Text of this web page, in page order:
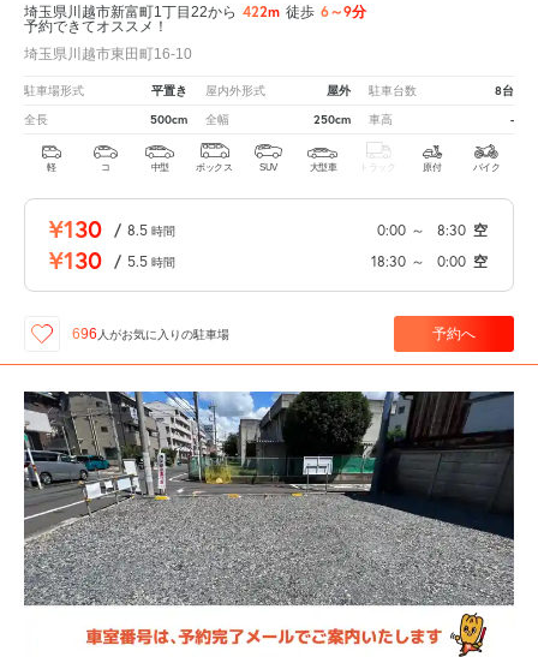
埼玉県川越市新富町1丁目22から 422m 徒歩 6～9分
予約できてオススメ！
埼玉県川越市東田町16-10
駐車場形式 平置き 屋内外形式 屋外 駐車台数 8台
全長 500cm 全幅 250cm 車高 -
軽 コ 中型 ボックス SUV 大型車 トラック 原付 バイク
¥130 / 8.5 時間 0:00 ～ 8:30 空
¥130 / 5.5 時間 18:30 ～ 0:00 空
696 人がお気に入りの駐車場 予約へ